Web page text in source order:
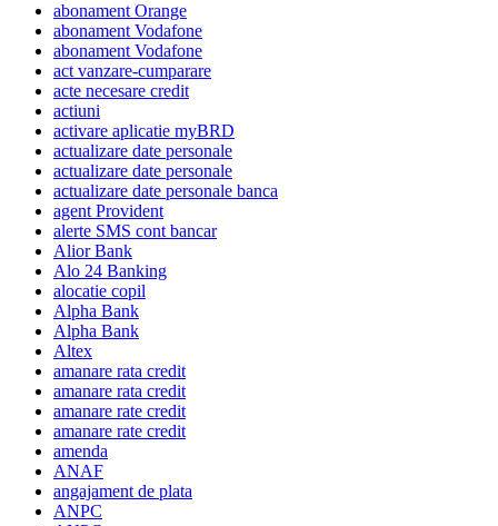
abonament Orange
abonament Vodafone
abonament Vodafone
act vanzare-cumparare
acte necesare credit
actiuni
activare aplicatie myBRD
actualizare date personale
actualizare date personale
actualizare date personale banca
agent Provident
alerte SMS cont bancar
Alior Bank
Alo 24 Banking
alocatie copil
Alpha Bank
Alpha Bank
Altex
amanare rata credit
amanare rata credit
amanare rate credit
amanare rate credit
amenda
ANAF
angajament de plata
ANPC